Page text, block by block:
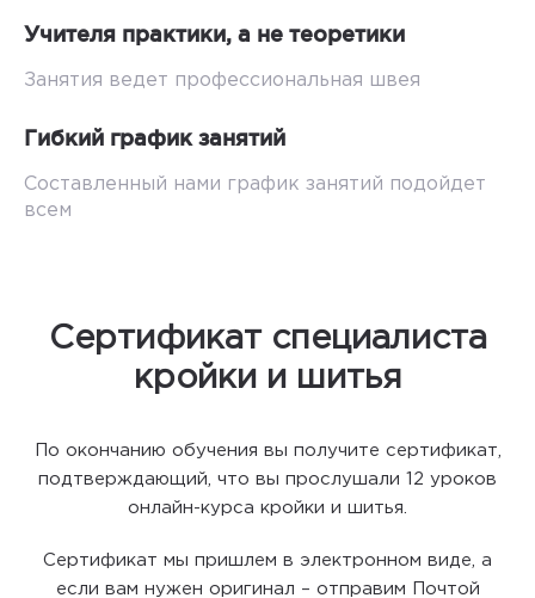
Учителя практики, а не теоретики
Занятия ведет профессиональная швея
Гибкий график занятий
Составленный нами график занятий подойдет
всем
Сертификат специалиста
кройки и шитья
По окончанию обучения вы получите сертификат,
подтверждающий, что вы прослушали 12 уроков
онлайн-курса кройки и шитья.
Сертификат мы пришлем в электронном виде, а
если вам нужен оригинал – отправим Почтой